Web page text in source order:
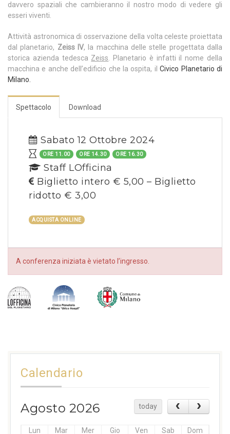
davvero spaziali che cambieranno il nostro modo di vedere gli
esseri viventi.
Attività astronomica di osservazione della volta celeste proiettata
dal planetario, Zeiss IV, la macchina delle stelle progettata dalla
storica azienda tedesca Zeiss. Planetario è infatti il nome della
macchina e anche dell’edificio che la ospita, ilCivico Planetario di
Milano.
Spettacolo Download
Sabato 12 Ottobre 2024
ORE 11.00 ORE 14.30 ORE 16.30
Staff LOfficina
Biglietto intero € 5,00 – Biglietto
ridotto € 3,00
ACQUISTA ONLINE
A conferenza iniziata è vietato l’ingresso.
Calendario
Agosto 2026 today
Lun Mar Mer Gio Ven Sab Dom